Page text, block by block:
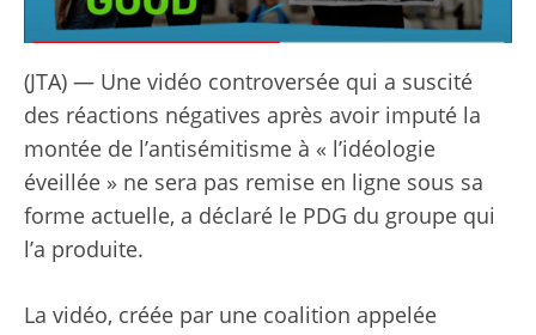
(JTA) — Une vidéo controversée qui a suscité
des réactions négatives après avoir imputé la
montée de l’antisémitisme à « l’idéologie
éveillée » ne sera pas remise en ligne sous sa
forme actuelle, a déclaré le PDG du groupe qui
l’a produite.
La vidéo, créée par une coalition appelée